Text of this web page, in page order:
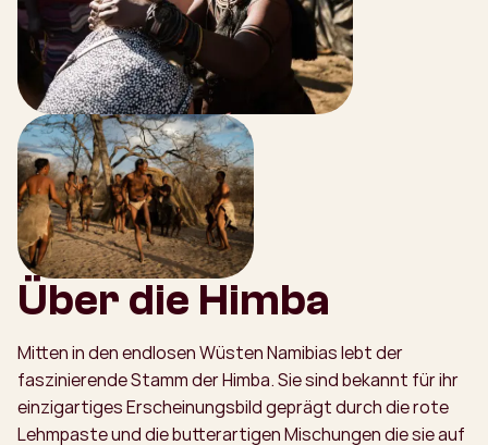
Über die Himba
Mitten in den endlosen Wüsten Namibias lebt der
faszinierende Stamm der Himba. Sie sind bekannt für ihr
einzigartiges Erscheinungsbild geprägt durch die rote
Lehmpaste und die butterartigen Mischungen die sie auf